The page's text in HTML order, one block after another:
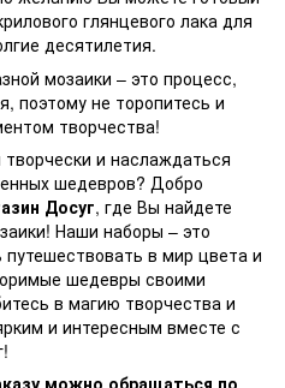
глянцевого лака для
десятилетия.
мозаики – это процесс,
поэтому не торопитесь и
творчества!
и наслаждаться
шедевров? Добро
Досуг, где Вы найдете
Наши наборы – это
в мир цвета и
шедевры своими
в магию творчества и
и интересным вместе с